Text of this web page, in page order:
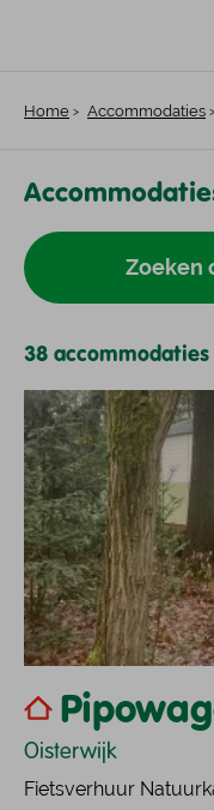
Home Accommodaties
Zoeken
38
Oisterwijk
Fietsverhuur